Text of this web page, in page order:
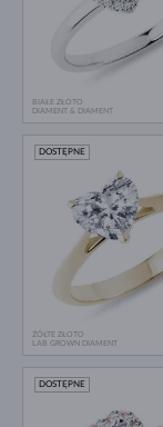
BIAŁE ZŁOTO
DIAMENT & DIAMENT
ŻÓŁTE ZŁOTO
LAB GROWN DIAMENT
DOSTĘPNE
DOSTĘPNE